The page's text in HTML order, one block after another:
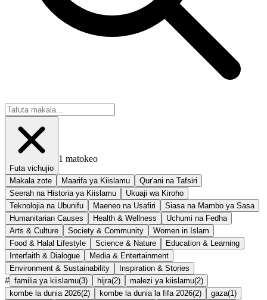
Futa vichujio
1 matokeo
Makala zote Maarifa ya Kiislamu
Qur'ani na Tafsiri
Seerah na Historia ya Kiislamu
Ukuaji wa Kiroho
Teknolojia na Ubunifu
Maeneo na Usafiri
Siasa na Mambo ya Sasa
Humanitarian Causes
Health & Wellness
Uchumi na Fedha
Arts & Culture
Society & Community
Women in Islam
Food & Halal Lifestyle
Science & Nature
Education & Learning
Interfaith & Dialogue
Media & Entertainment
Environment & Sustainability
Inspiration & Stories
# familia ya kiislamu(3) hijra(2) malezi ya kiislamu(2)
kombe la dunia 2026(2) kombe la dunia la fifa 2026(2) gaza(1 )